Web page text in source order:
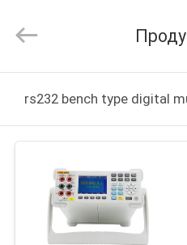
ПРОДУКТЫ
Rights
by
rs232 bench type digital